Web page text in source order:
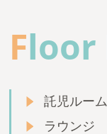
Floor
託児ルーム
ラウンジ